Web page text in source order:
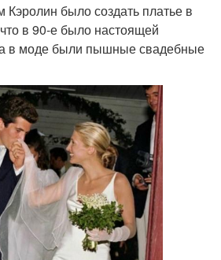
было создать платье в
в 90-е было настоящей
в моде были пышные свадебные